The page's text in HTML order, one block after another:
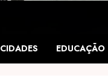
CIDADES EDUCAÇÃO